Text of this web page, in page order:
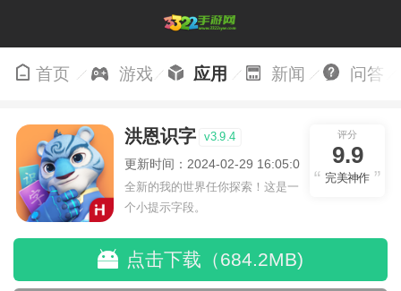
首页 游戏 应用 新闻 问答
洪恩识字 v3.9.4
更新时间：2024-02-29 16:05:08
全新的我的世界任你探索！这是一
个小提示字段。
评分
9.9
完美神作
点击下载（684.2MB)